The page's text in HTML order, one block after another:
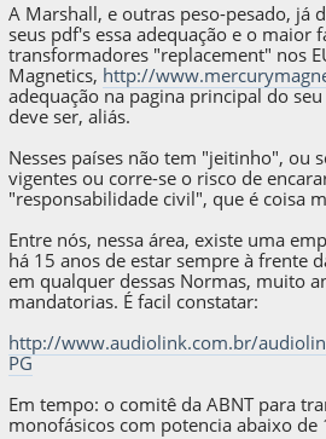
A Marshall, e outras peso-pesado, já
seus pdf's essa adequação e o maior
transformadores "replacement" nos
Magnetics, http://
adequação na pagina principal do seu
deve ser, aliás.
Nesses países não tem "jeitinho", ou
vigentes ou corre-se o risco de
"responsabilidade civil", que é coisa
Entre nós, nessa área, existe uma
há 15 anos de estar sempre à frente
em qualquer dessas Normas, muito
mandatorias. É facil constatar:
http://www.audiolink.com.br/
PG
Em tempo: o comitê da ABNT para
monofásicos com potencia abaixo de